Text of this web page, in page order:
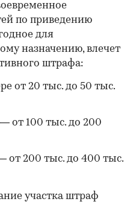
по приведению
для
назначению, влечет
штрафа:
от 20 тыс. до 50 тыс.
от 100 тыс. до 200
от 200 тыс. до 400 тыс.
участка штраф